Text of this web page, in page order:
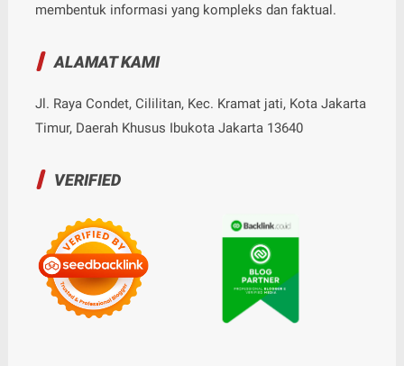
membentuk informasi yang kompleks dan faktual.
ALAMAT KAMI
Jl. Raya Condet, Cililitan, Kec. Kramat jati, Kota Jakarta
Timur, Daerah Khusus Ibukota Jakarta 13640
VERIFIED